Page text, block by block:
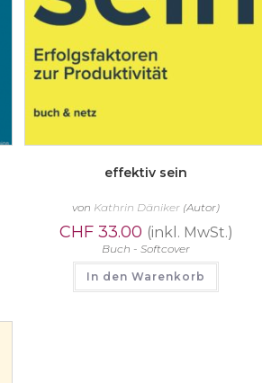
effektiv sein
von Kathrin Däniker (Autor)
CHF33.00 (inkl. MwSt.)
Buch - Softcover
In den Warenkorb